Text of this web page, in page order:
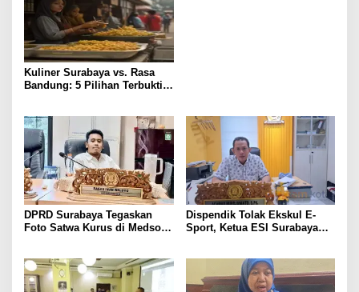
Kuliner Surabaya vs. Rasa
Bandung: 5 Pilihan Terbukti
DPRD Surabaya Tegaskan
Foto Satwa Kurus di Medsos
Dispendik Tolak Ekskul E-
Sport, Ketua ESI Surabaya